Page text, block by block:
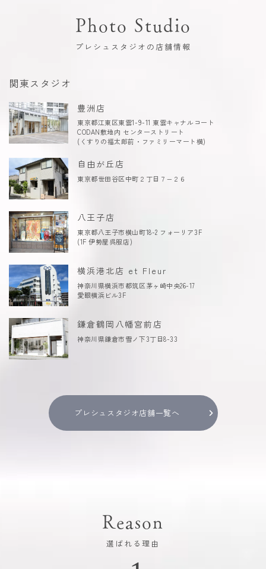
Photo Studio
プレシュスタジオの店舗情報
関東スタジオ
豊洲店
東京都江東区東雲1-9-11 東雲キャナルコート
CODAN敷地内 センターストリート
(くすりの福太郎前・ファミリーマート横)
自由が丘店
東京都世田谷区中町２丁目７−２６
八王子店
東京都八王子市横山町18-2 フォーリア3F
(1F 伊勢屋呉服店)
横浜港北店 et Fleur
神奈川県横浜市都筑区茅ヶ崎中央26-17
愛眼横浜ビル3F
鎌倉鶴岡八幡宮前店
神奈川県鎌倉市雪ノ下3丁目8-33
プレシュスタジオ店舗一覧へ
Reason
選ばれる理由